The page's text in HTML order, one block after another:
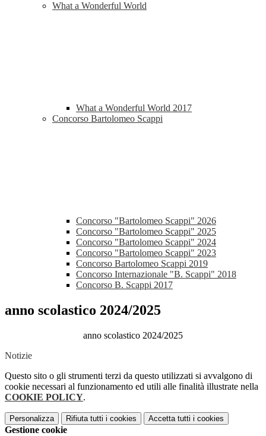
What a Wonderful World
What a Wonderful World 2017
Concorso Bartolomeo Scappi
Concorso "Bartolomeo Scappi" 2026
Concorso "Bartolomeo Scappi" 2025
Concorso "Bartolomeo Scappi" 2024
Concorso "Bartolomeo Scappi" 2023
Concorso Bartolomeo Scappi 2019
Concorso Internazionale "B. Scappi" 2018
Concorso B. Scappi 2017
anno scolastico 2024/2025
anno scolastico 2024/2025
Notizie
Questo sito o gli strumenti terzi da questo utilizzati si avvalgono di
cookie necessari al funzionamento ed utili alle finalità illustrate nella
COOKIE POLICY.
Personalizza Rifiuta tutti i cookies Accetta tutti i cookies
Gestione cookie